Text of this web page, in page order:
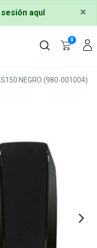
aquí ×
0
S150 NEGRO (980-001004)